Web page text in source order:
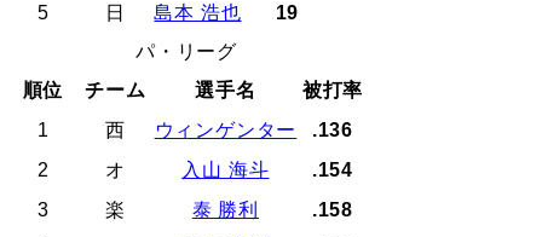
5
日 島本 浩也
19
パ・リーグ
順位
チーム 選手名
被打率
1
西 ウィンゲンター
.136
2
オ 入山 海斗
.154
3
楽 泰 勝利
.158